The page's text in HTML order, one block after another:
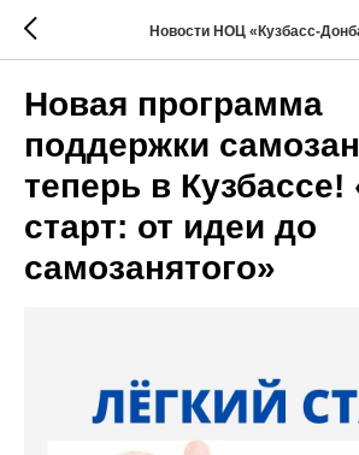
Новости НОЦ «Кузбасс-
Новая программа
поддержки
теперь в Кузбассе!
старт: от идеи до
самозанятого»